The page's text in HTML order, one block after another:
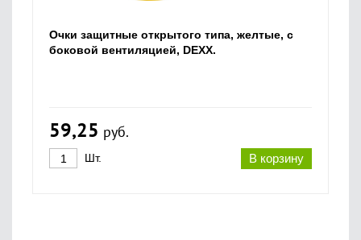
Очки защитные открытого типа, желтые, с
боковой вентиляцией, DEXX.
59,25 руб.
В корзину
Шт.